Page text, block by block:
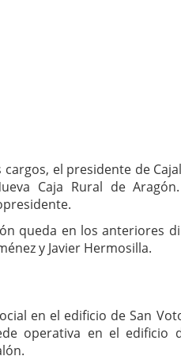
el presidente de
Caja Rural de
queda en los anteriores
y Javier Hermosilla.
en el edificio de San
operativa en el edificio